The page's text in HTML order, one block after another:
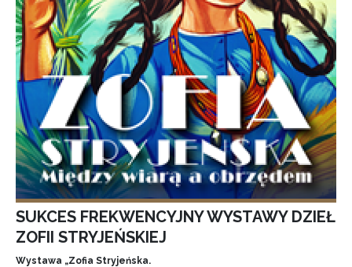
SUKCES FREKWENCYJNY WYSTAWY DZIEŁ
ZOFII STRYJEŃSKIEJ
Wystawa „Zofia Stryjeńska.